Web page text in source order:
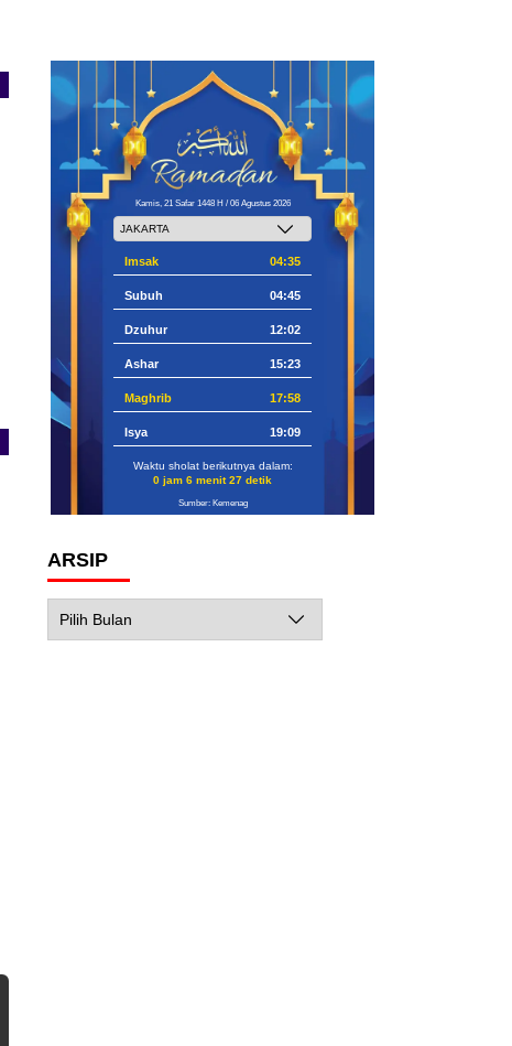
Kamis, 21 Safar 1448 H / 06 Agustus 2026
Imsak 04:35
Subuh 04:45
Dzuhur 12:02
Ashar 15:23
Maghrib 17:58
Isya 19:09
Waktu sholat berikutnya dalam:
0 jam 6 menit 26 detik
Sumber: Kemenag
ARSIP